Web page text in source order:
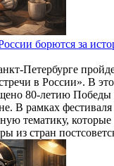
борются за
Петербурге
в России». В
80-летию Победы
В рамках фестиваля
тематику, которые
из стран